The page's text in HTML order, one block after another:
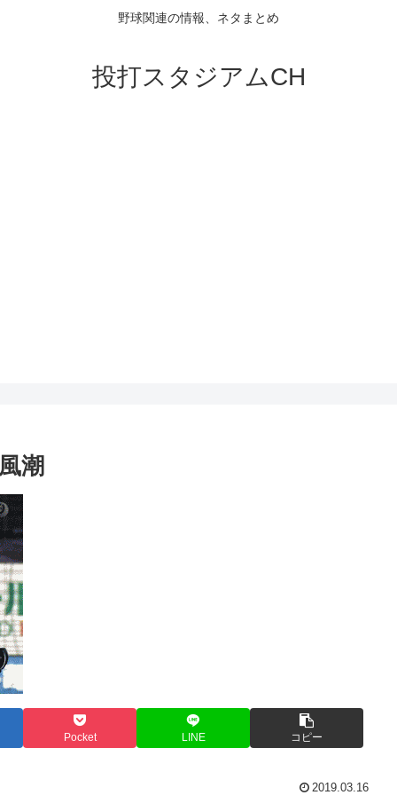
野球関連の情報、ネタまとめ
投打スタジアムCH
潮
Pocket LINE コピー
2019.03.16